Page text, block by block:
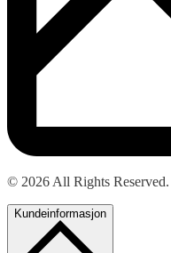
© 2026 All Rights Reserved.
Kundeinformasjon